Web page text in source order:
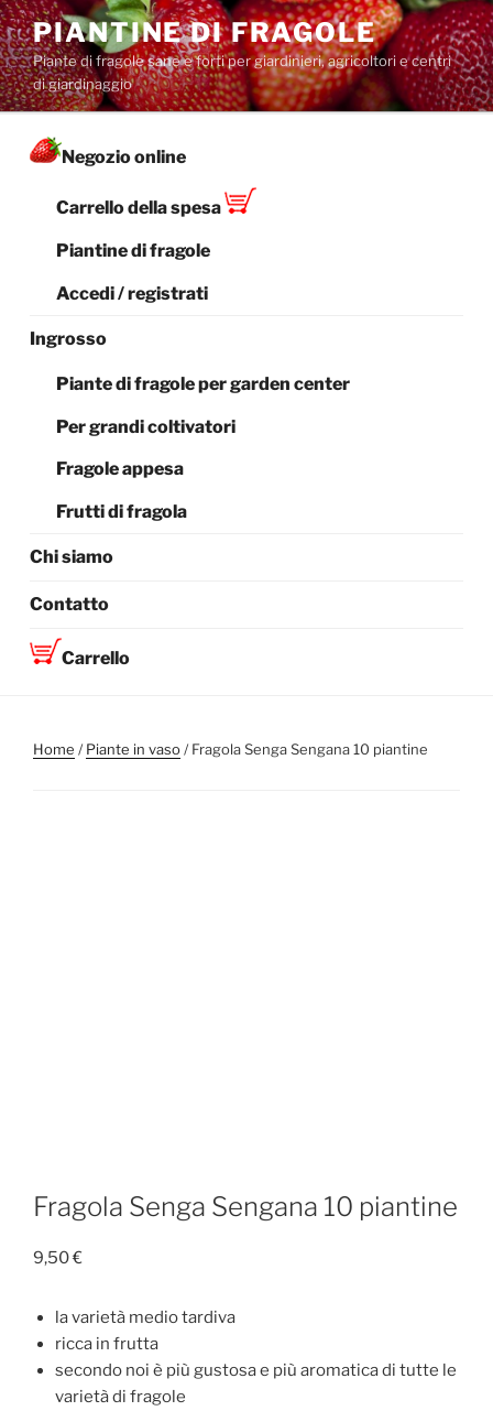
Salta
al
contenuto
PIANTINE DI FRAGOLE
Piante di fragole sane e forti per giardinieri, agricoltori e centri
di giardinaggio
Negozio online
Carrello della spesa
Piantine di fragole
Accedi / registrati
Ingrosso
Piante di fragole per garden center
Per grandi coltivatori
Fragole appesa
Frutti di fragola
Chi siamo
Contatto
Carrello
Home /Piante in vaso/ Fragola Senga Sengana 10 piantine
Fragola Senga Sengana 10 piantine
9,50€
la varietà medio tardiva
ricca in frutta
secondo noi è più gustosa e più aromatica di tutte le
varietà di fragole